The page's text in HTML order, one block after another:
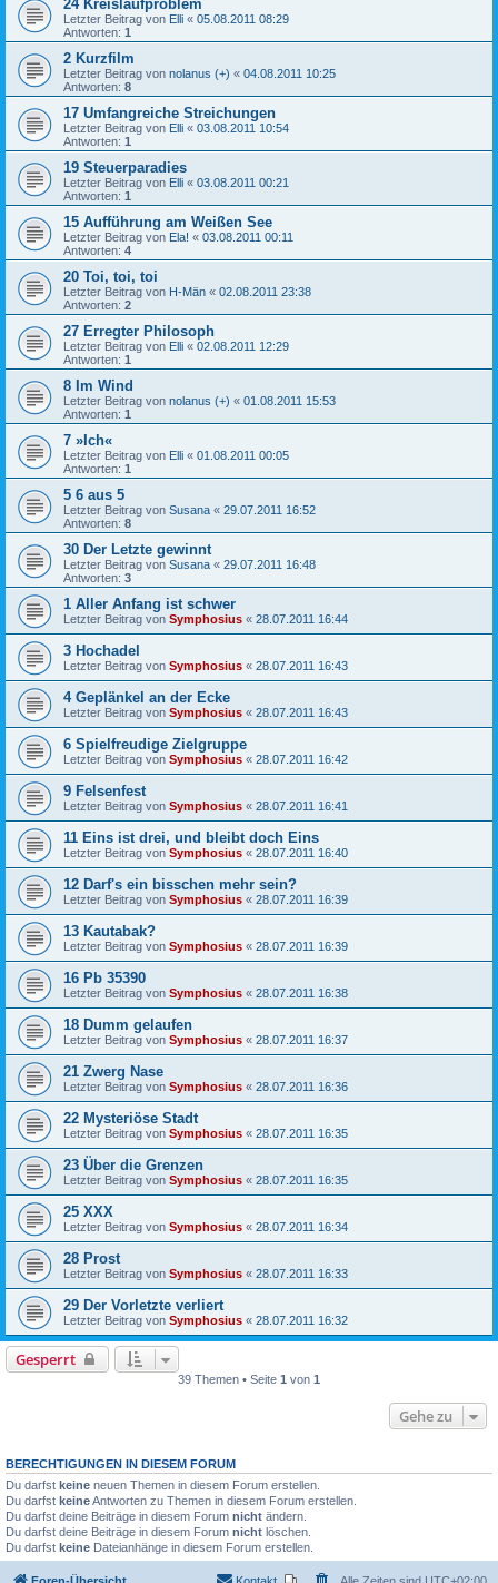
24 Kreislaufproblem
Letzter Beitrag von Elli « 05.08.2011 08:29
Antworten: 1
2 Kurzfilm
Letzter Beitrag von nolanus (+) « 04.08.2011 10:25
Antworten: 8
17 Umfangreiche Streichungen
Letzter Beitrag von Elli « 03.08.2011 10:54
Antworten: 1
19 Steuerparadies
Letzter Beitrag von Elli « 03.08.2011 00:21
Antworten: 1
15 Aufführung am Weißen See
Letzter Beitrag von Ela! « 03.08.2011 00:11
Antworten: 4
20 Toi, toi, toi
Letzter Beitrag von H-Män « 02.08.2011 23:38
Antworten: 2
27 Erregter Philosoph
Letzter Beitrag von Elli « 02.08.2011 12:29
Antworten: 1
8 Im Wind
Letzter Beitrag von nolanus (+) « 01.08.2011 15:53
Antworten: 1
7 »Ich«
Letzter Beitrag von Elli « 01.08.2011 00:05
Antworten: 1
5 6 aus 5
Letzter Beitrag von Susana « 29.07.2011 16:52
Antworten: 8
30 Der Letzte gewinnt
Letzter Beitrag von Susana « 29.07.2011 16:48
Antworten: 3
1 Aller Anfang ist schwer
Letzter Beitrag von Symphosius « 28.07.2011 16:44
3 Hochadel
Letzter Beitrag von Symphosius « 28.07.2011 16:43
4 Geplänkel an der Ecke
Letzter Beitrag von Symphosius « 28.07.2011 16:43
6 Spielfreudige Zielgruppe
Letzter Beitrag von Symphosius « 28.07.2011 16:42
9 Felsenfest
Letzter Beitrag von Symphosius « 28.07.2011 16:41
11 Eins ist drei, und bleibt doch Eins
Letzter Beitrag von Symphosius « 28.07.2011 16:40
12 Darf's ein bisschen mehr sein?
Letzter Beitrag von Symphosius « 28.07.2011 16:39
13 Kautabak?
Letzter Beitrag von Symphosius « 28.07.2011 16:39
16 Pb 35390
Letzter Beitrag von Symphosius « 28.07.2011 16:38
18 Dumm gelaufen
Letzter Beitrag von Symphosius « 28.07.2011 16:37
21 Zwerg Nase
Letzter Beitrag von Symphosius « 28.07.2011 16:36
22 Mysteriöse Stadt
Letzter Beitrag von Symphosius « 28.07.2011 16:35
23 Über die Grenzen
Letzter Beitrag von Symphosius « 28.07.2011 16:35
25 XXX
Letzter Beitrag von Symphosius « 28.07.2011 16:34
28 Prost
Letzter Beitrag von Symphosius « 28.07.2011 16:33
29 Der Vorletzte verliert
Letzter Beitrag von Symphosius « 28.07.2011 16:32
Gesperrt
39 Themen • Seite 1 von 1
Gehe zu
BERECHTIGUNGEN IN DIESEM FORUM
Du darfst keine neuen Themen in diesem Forum erstellen.
Du darfst keineAntworten zu Themen in diesem Forum erstellen.
Du darfst deine Beiträge in diesem Forum nicht ändern.
Du darfst deine Beiträge in diesem Forum nicht löschen.
Du darfst keine Dateianhänge in diesem Forum erstellen.